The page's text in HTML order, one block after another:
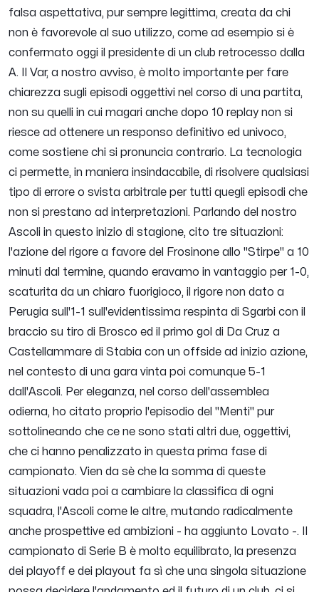
falsa aspettativa, pur sempre legittima, creata da chi
non è favorevole al suo utilizzo, come ad esempio si è
confermato oggi il presidente di un club retrocesso dalla
A. Il Var, a nostro avviso, è molto importante per fare
chiarezza sugli episodi oggettivi nel corso di una partita,
non su quelli in cui magari anche dopo 10 replay non si
riesce ad ottenere un responso definitivo ed univoco,
come sostiene chi si pronuncia contrario. La tecnologia
ci permette, in maniera insindacabile, di risolvere qualsiasi
tipo di errore o svista arbitrale per tutti quegli episodi che
non si prestano ad interpretazioni. Parlando del nostro
Ascoli in questo inizio di stagione, cito tre situazioni:
l'azione del rigore a favore del Frosinone allo "Stirpe" a 10
minuti dal termine, quando eravamo in vantaggio per 1-0,
scaturita da un chiaro fuorigioco, il rigore non dato a
Perugia sull'1-1 sull'evidentissima respinta di Sgarbi con il
braccio su tiro di Brosco ed il primo gol di Da Cruz a
Castellammare di Stabia con un offside ad inizio azione,
nel contesto di una gara vinta poi comunque 5-1
dall'Ascoli. Per eleganza, nel corso dell'assemblea
odierna, ho citato proprio l'episodio del "Menti" pur
sottolineando che ce ne sono stati altri due, oggettivi,
che ci hanno penalizzato in questa prima fase di
campionato. Vien da sè che la somma di queste
situazioni vada poi a cambiare la classifica di ogni
squadra, l'Ascoli come le altre, mutando radicalmente
anche prospettive ed ambizioni - ha aggiunto Lovato -.
campionato di Serie B è molto equilibrato, la presenza
dei playoff e dei playout fa sì che una singola situazione